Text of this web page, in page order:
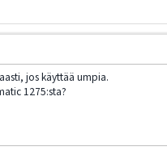
jos käyttää umpia.
1275:sta?